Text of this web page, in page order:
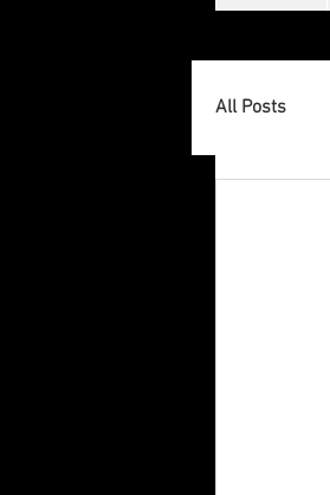
All Posts